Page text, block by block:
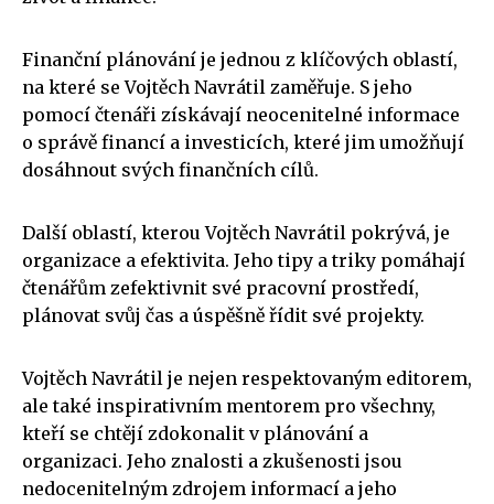
Finanční plánování je jednou z klíčových oblastí,
na které se Vojtěch Navrátil zaměřuje. S jeho
pomocí čtenáři získávají neocenitelné informace
o správě financí a investicích, které jim umožňují
dosáhnout svých finančních cílů.
Další oblastí, kterou Vojtěch Navrátil pokrývá, je
organizace a efektivita. Jeho tipy a triky pomáhají
čtenářům zefektivnit své pracovní prostředí,
plánovat svůj čas a úspěšně řídit své projekty.
Vojtěch Navrátil je nejen respektovaným editorem,
ale také inspirativním mentorem pro všechny,
kteří se chtějí zdokonalit v plánování a
organizaci. Jeho znalosti a zkušenosti jsou
nedocenitelným zdrojem informací a jeho